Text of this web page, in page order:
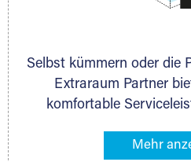
Selbst kümmern oder die
Extraraum Partner
komfortable
gehören z. B.